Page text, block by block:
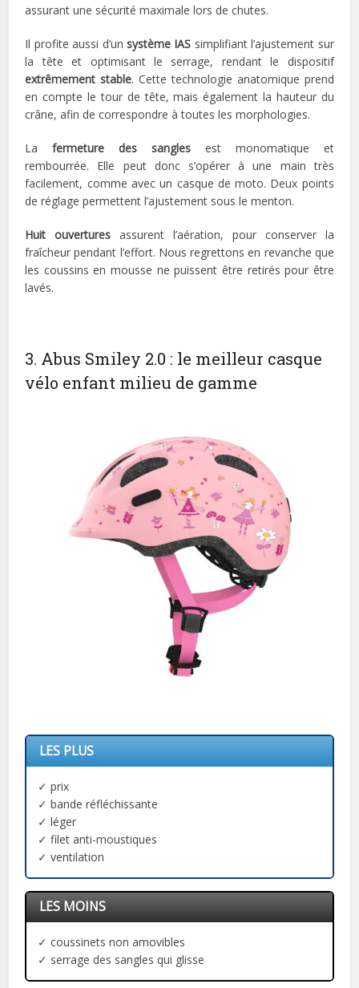
assurant une sécurité maximale lors de chutes.
Il profite aussi d’un système IAS simplifiant l’ajustement sur
la tête et optimisant le serrage, rendant le dispositif
extrêmement stable. Cette technologie anatomique prend
en compte le tour de tête, mais également la hauteur du
crâne, afin de correspondre à toutes les morphologies.
Lafermeture des sangles est monomatique et
rembourrée. Elle peut donc s’opérer à une main très
facilement, comme avec un casque de moto. Deux points
de réglage permettent l’ajustement sous le menton.
Huit ouvertures assurent l’aération, pour conserver la
fraîcheur pendant l’effort. Nous regrettons en revanche que
les coussins en mousse ne puissent être retirés pour être
lavés.
3. Abus Smiley 2.0 : le meilleur casque
vélo enfant milieu de gamme
LES PLUS
✓ prix
✓ bande réfléchissante
✓ léger
✓ filet anti-moustiques
✓ ventilation
LES MOINS
✓ coussinets non amovibles
✓ serrage des sangles qui glisse